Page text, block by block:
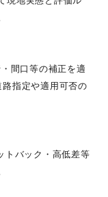
間口等の補正を適
指定や適用可否の
トバック・高低差等